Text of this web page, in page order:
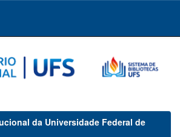
da Universidade Federal de